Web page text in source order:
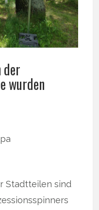
der
wurden
Stadtteilen sind